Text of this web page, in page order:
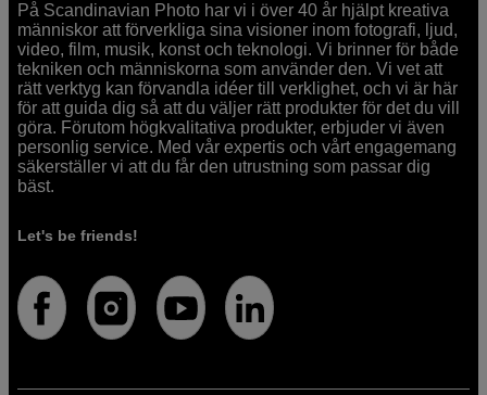
På Scandinavian Photo har vi i över 40 år hjälpt kreativa
människor att förverkliga sina visioner inom fotografi, ljud,
video, film, musik, konst och teknologi. Vi brinner för både
tekniken och människorna som använder den. Vi vet att
rätt verktyg kan förvandla idéer till verklighet, och vi är här
för att guida dig så att du väljer rätt produkter för det du vill
göra. Förutom högkvalitativa produkter, erbjuder vi även
personlig service. Med vår expertis och vårt engagemang
säkerställer vi att du får den utrustning som passar dig
bäst.
Let's be friends!